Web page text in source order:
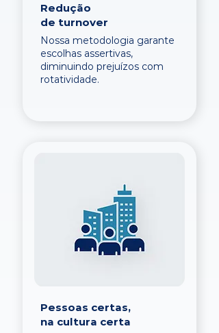
Redução
de turnover
Nossa metodologia garante
escolhas assertivas,
diminuindo prejuízos com
rotatividade.
Pessoas certas,
na cultura certa